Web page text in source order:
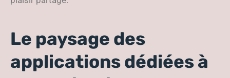
Le paysage des
applications dédiées à